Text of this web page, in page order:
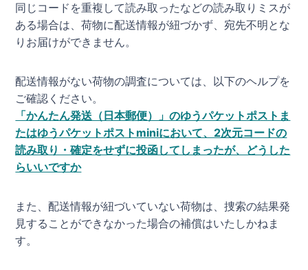
同じコードを重複して読み取ったなどの読み取りミスが
ある場合は、荷物に配送情報が紐づかず、宛先不明とな
りお届けができません。
配送情報がない荷物の調査については、以下のヘルプを
ご確認ください。
「かんたん発送（日本郵便）」のゆうパケットポストま
たはゆうパケットポストminiにおいて、2次元コードの
読み取り・確定をせずに投函してしまったが、どうした
らいいですか
また、配送情報が紐づいていない荷物は、捜索の結果発
見することができなかった場合の補償はいたしかねま
す。